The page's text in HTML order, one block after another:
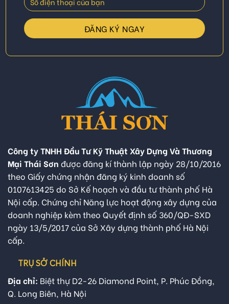
Công ty TNHH Đầu Tư Kỹ Thuật Xây Dựng Và Thương
Mại Thái Sơn được đăng kí thành lập ngày 28/10/2016
theo Giấy chứng nhận đăng ký kinh doanh số
0107613425 do Sở Kế hoạch và đầu tư thành phố Hà
Nội cấp. Chứng chỉ Năng lực hoạt động xây dựng của
doanh nghiệp kèm theo Quyết định số 360/QĐ-SXD
ngày 13/5/2017 của Sở Xây dựng thành phố Hà Nội
cấp.
TRỤ SỞ CHÍNH
Địa chỉ: Biệt thự D2-26 Diamond Point, P. Phúc Đồng,
Q. Long Biên, Hà Nội